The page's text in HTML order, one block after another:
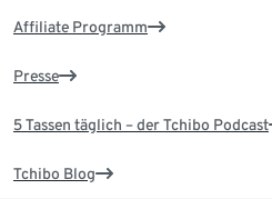
Affiliate Programm
Presse
5 Tassen täglich – der Tchibo Podcast
Tchibo Blog